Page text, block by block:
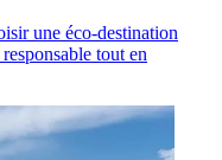
une éco-destination
tout en